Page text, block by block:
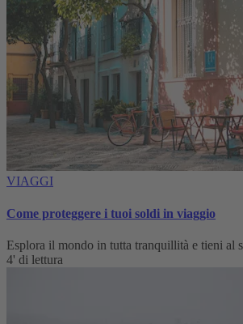
VIAGGI
Come proteggere i tuoi soldi in viaggio
Esplora il mondo in tutta tranquillità e tieni al
4' di lettura